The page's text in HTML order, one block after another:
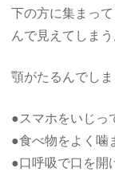
下の方に集まっ
んで見えてしまう
顎がたるんでし
●スマホをいじっ
●食べ物をよく噛
●口呼吸で口を開